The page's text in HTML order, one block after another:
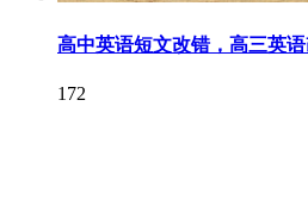
高中英语短文改错，高三英
172